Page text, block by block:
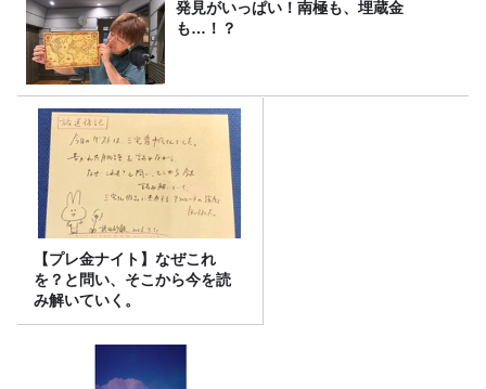
発見がいっぱい！南極も、埋蔵金
も…！？
【プレ金ナイト】なぜこれ
を？と問い、そこから今を読
み解いていく。